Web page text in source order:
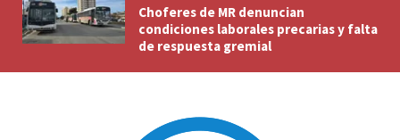
Choferes de MR denuncian
condiciones laborales precarias y falta
de respuesta gremial